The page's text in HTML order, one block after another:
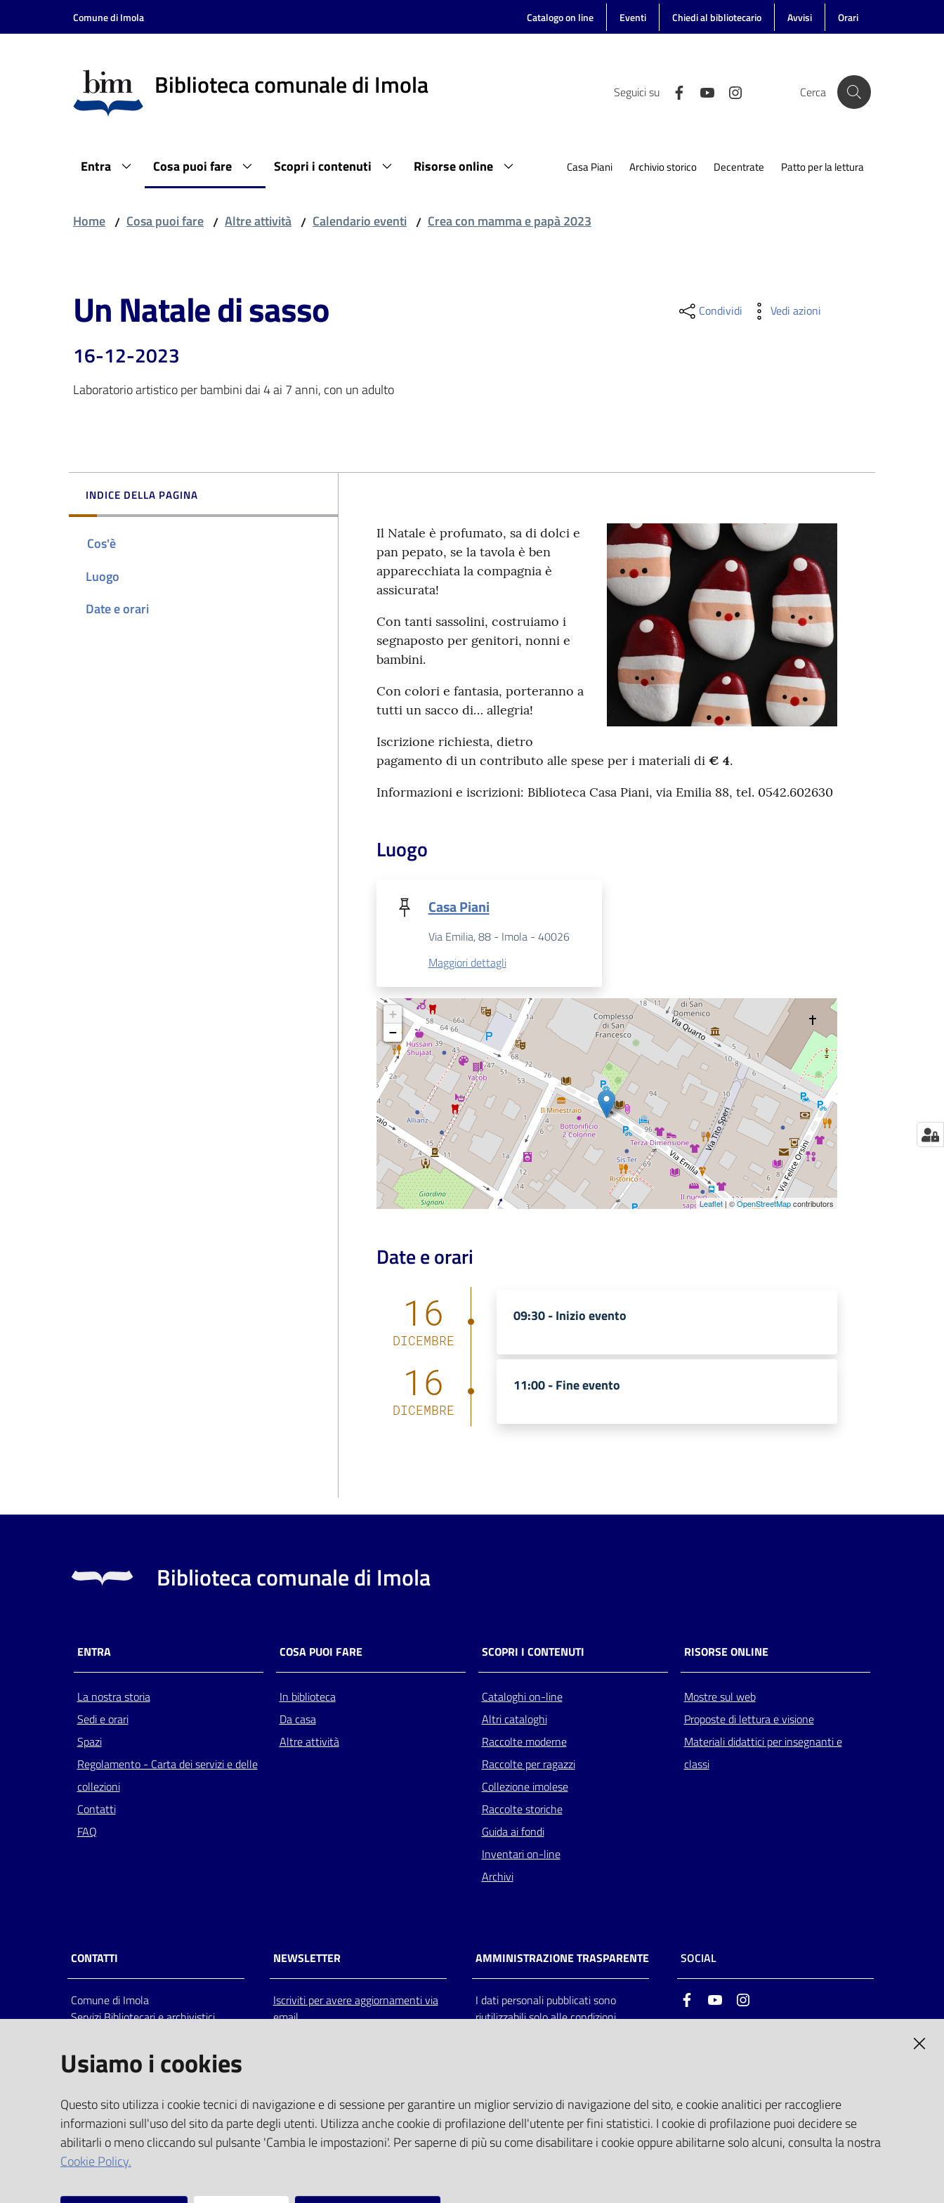
Vai al contenuto
Vai alla navigazione
Comune di Imola Catalogo on line Eventi Chiedi al bibliotecario Avvisi Orari
Biblioteca comunale di Imola Seguici su Cerca
Entra Cosa puoi fare Scopri i contenuti Risorse online Casa Piani Archivio storico Decentrate Patto per la lettura
Home / Cosa puoi fare / Altre attività / Calendario eventi / Crea con mamma e papà 2023
Un Natale di sasso
16-12-2023
Laboratorio artistico per bambini dai 4 ai 7 anni, con un adulto
Condividi Vedi azioni
INDICE DELLA PAGINA
Cos'è
Luogo
Date e orari
Il Natale è profumato, sa di dolci e
pan pepato, se la tavola è ben
apparecchiata la compagnia è
assicurata!
Con tanti sassolini, costruiamo i
segnaposto per genitori, nonni e
bambini.
Con colori e fantasia, porteranno a
tutti un sacco di… allegria!
Iscrizione richiesta, dietro
pagamento di un contributo alle spese per i materiali di € 4.
Informazioni e iscrizioni: Biblioteca Casa Piani, via Emilia 88, tel. 0542.602630
Luogo
Casa Piani
Via Emilia, 88 - Imola - 40026
Maggiori dettagli
+
−
Leaflet| ©OpenStreetMapcontributors
Date e orari
16
DICEMBRE
09:30 -Inizio evento
16
DICEMBRE
11:00 -Fine evento
Biblioteca comunale di Imola
ENTRA
La nostra storia
Sedi e orari
Spazi
Regolamento - Carta dei servizi e delle
collezioni
Contatti
FAQ
COSA PUOI FARE
In biblioteca
Da casa
Altre attività
SCOPRI I CONTENUTI
Cataloghi on-line
Altri cataloghi
Raccolte moderne
Raccolte per ragazzi
Collezione imolese
Raccolte storiche
Guida ai fondi
Inventari on-line
Archivi
RISORSE ONLINE
Mostre sul web
Proposte di lettura e visione
Materiali didattici per insegnanti e
classi
CONTATTI
Comune di Imola
Servizi Bibliotecari e archivistici
Italia
centralino: tel 0542.6026.36 fax
bim@comune.imola.bo.it
PEC
comune.imola@cert.provincia.bo.it
P.IVA 00523381200
C.F. 00794470377
NEWSLETTER
Iscriviti per avere aggiornamenti via
email
AMMINISTRAZIONE TRASPARENTE
I dati personali pubblicati sono
riutilizzabili solo alle condizioni
SOCIAL
FacebookYoutube
Usiamo i cookies
Questo sito utilizza i cookie tecnici di navigazione e di sessione per garantire un miglior servizio di navigazione del sito, e cookie analitici per raccogliere
informazioni sull'uso del sito da parte degli utenti. Utilizza anche cookie di profilazione dell'utente per fini statistici. I cookie di profilazione puoi decidere se
abilitarli o meno cliccando sul pulsante 'Cambia le impostazioni'. Per saperne di più su come disabilitare i cookie oppure abilitarne solo alcuni, consulta la nostra
Cookie Policy.